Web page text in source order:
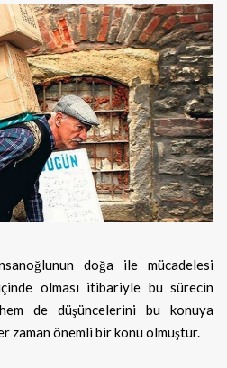
doğa ile mücadelesi
olması itibariyle bu sürecin
de düşüncelerini bu konuya
zaman önemli bir konu olmuştur.